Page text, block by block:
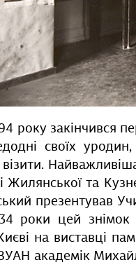
року закінчився
своїх
візити.
Жилянської та
презентував
роки цей знімок
на виставці
ВУАН академік